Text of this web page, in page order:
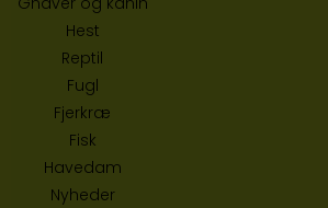
Hest
Reptil
Fugl
Fjerkræ
Fisk
Havedam
Nyheder